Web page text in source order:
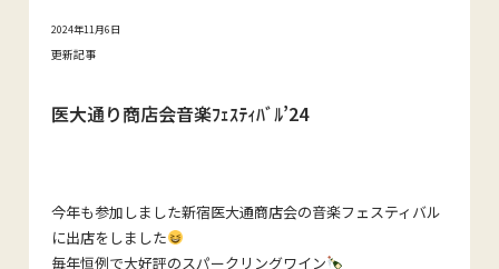
2024年11月6日
更新記事
医大通り商店会音楽ﾌｪｽﾃｨﾊﾞﾙ’24
今年も参加しました新宿医大通商店会の音楽フェスティバル
に出店をしました
毎年恒例で大好評のスパークリングワイン